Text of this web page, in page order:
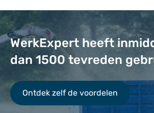
WerkExpert heeft
dan 1500 tevreden
Ontdek zelf de voordelen